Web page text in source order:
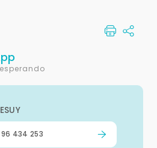
96 434 253